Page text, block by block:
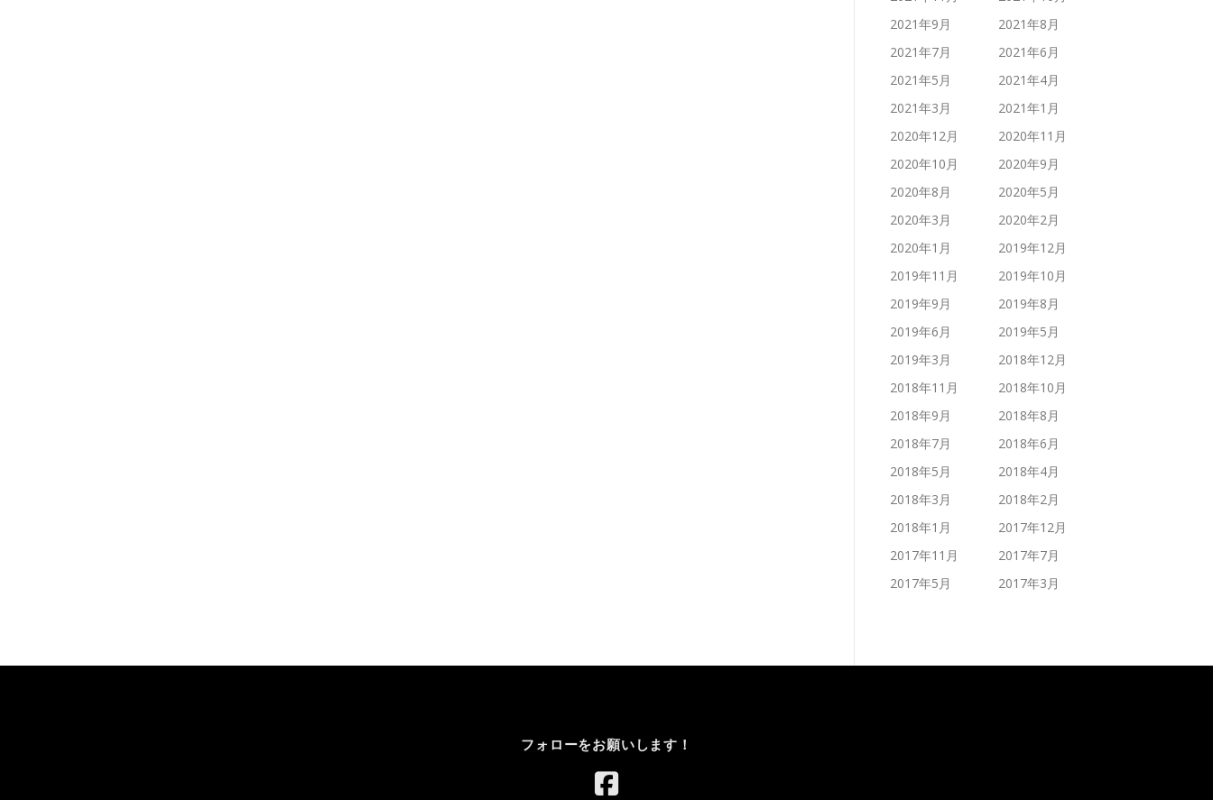
2021年9月
2021年8月
2021年7月
2021年6月
2021年5月
2021年4月
2021年3月
2021年1月
2020年12月
2020年11月
2020年10月
2020年9月
2020年8月
2020年5月
2020年3月
2020年2月
2020年1月
2019年12月
2019年11月
2019年10月
2019年9月
2019年8月
2019年6月
2019年5月
2019年3月
2018年12月
2018年11月
2018年10月
2018年9月
2018年8月
2018年7月
2018年6月
2018年5月
2018年4月
2018年3月
2018年2月
2018年1月
2017年12月
2017年11月
2017年7月
2017年5月
2017年3月
フォローをお願いします！